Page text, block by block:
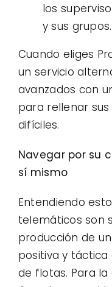
los
y sus grupos.
Cuando eliges
un servicio
avanzados con
para rellenar
difíciles.
Navegar por su
sí mismo
Entendiendo
telemáticos son
producción de
positiva y
de flotas. Para